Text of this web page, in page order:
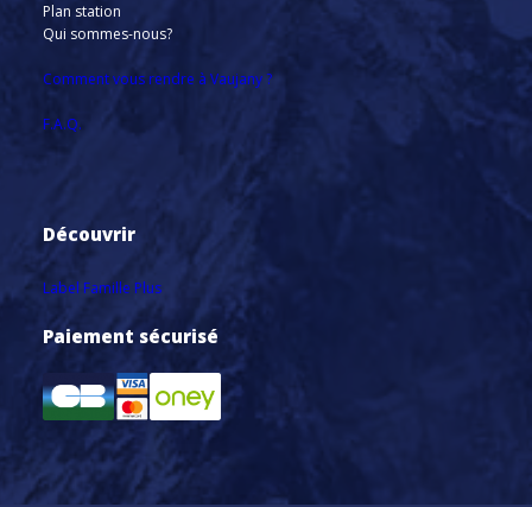
Plan station
Qui sommes-nous?
Comment vous rendre à Vaujany ?
F.A.Q.
Découvrir
Label Famille Plus
Paiement sécurisé